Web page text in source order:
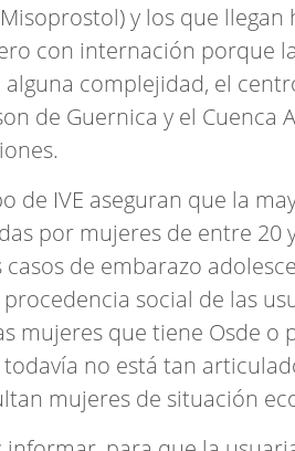
y los que llegan
con internación porque
complejidad, el
de Guernica y el Cuenca
de IVE aseguran que la
por mujeres de entre 20
de embarazo
social de las
mujeres que tiene Osde o
no está tan
mujeres de situación